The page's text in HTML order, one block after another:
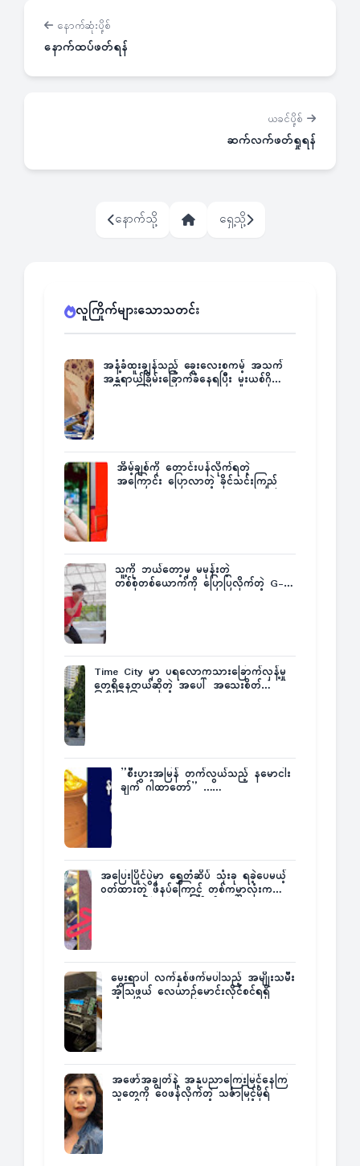
နောက်ဆုံးပို့စ်
နောက်ထပ်ဖတ်ရန်
ယခင်ပို့စ်
ဆက်လက်ဖတ်ရှုရန်
နောက်သို့ ရှေ့သို့
လူကြိုက်များသောသတင်း
အနံ့ခံထူးချွန်သည့် ခွေးလေးစကမ့် အသက်
အန္တရာယ်ခြိမ်းခြောက်ခံနေရပြီး မူးယစ်ဂိုဏ်း
အိမ့်ချစ်ကို တောင်းပန်လိုက်ရတဲ့
အကြောင်း ပြောလာတဲ့ ခိုင်သင်းကြည်
သူ့ကို ဘယ်တော့မှ မမုန်းတဲ့
တစ်စုံတစ်ယောက်ကို ပြောပြလိုက်တဲ့ G-
Time City မှာ ပရလောကသားခြောက်လှန့်မှု
တွေရှိနေတယ်ဆိုတဲ့ အပေါ် အသေးစိတ်
”စီးပွားအမြန် တက်လွယ်သည့် နမောငါး
ချက် ဂါထာတော်” ……
အပြေးပြိုင်ပွဲမှာ ရွှေတံဆိပ် သုံးခု ရခဲ့ပေမယ့်
ဝတ်ထားတဲ့ ဖိနပ်ကြောင့် တစ်ကမ္ဘာလုံးက
မွေးရာပါ လက်နှစ်ဖက်မပါသည့် အမျိုးသမီး
အံ့သြဖွယ် လေယာဉ်မောင်းလိုင်စင်ရရှိ
အဖော်အချွတ်နဲ့ အနုပညာကြေးမြင့်နေကြ
သူတွေကို ဝေဖန်လိုက်တဲ့ သင်္ဇာမြင့်မိုရ်